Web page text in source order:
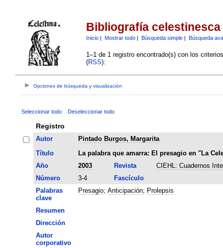
Bibliografía celestinesca
Inicio| Mostrar todo| Búsqueda simple| Búsqueda
1–1 de 1 registro encontrado(s) con los
(RSS):
Opciones de búsqueda y visualización
Seleccionar todo Deseleccionar todo
Registro
Autor
Pintado Burgos, Margarita
Título
La palabra que amarra: El presagio en "La
Año
2003 Revista
CIEHL: Cuadernos
Número
3-4
Fascículo
Palabras
clave
Presagio; Anticipación; Prolepsis
Resumen
Dirección
Autor
corporativo